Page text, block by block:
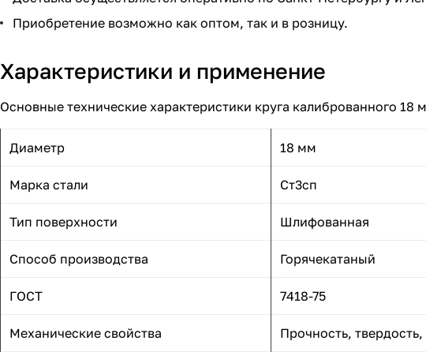
Приобретение возможно как оптом, так и в розницу.
Характеристики и применение
Основные технические характеристики круга калиброванного 18
Диаметр 18 мм
Марка стали Ст3сп
Тип поверхности Шлифованная
Способ производства Горячекатаный
ГОСТ 7418-75
Механические свойства Прочность,